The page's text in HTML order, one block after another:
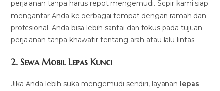
perjalanan tanpa harus repot mengemudi. Sopir kami siap
mengantar Anda ke berbagai tempat dengan ramah dan
profesional. Anda bisa lebih santai dan fokus pada tujuan
perjalanan tanpa khawatir tentang arah atau lalu lintas.
2.Sewa Mobil Lepas Kunci
Jika Anda lebih suka mengemudi sendiri, layanan lepas